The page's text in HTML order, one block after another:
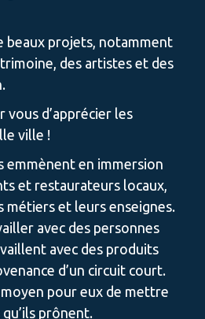
beaux projets, notamment
des artistes et des
vous d’apprécier les
ville !
emmènent en immersion
et restaurateurs locaux,
métiers et leurs enseignes.
avec des personnes
avec des produits
d’un circuit court.
moyen pour eux de mettre
prônent.